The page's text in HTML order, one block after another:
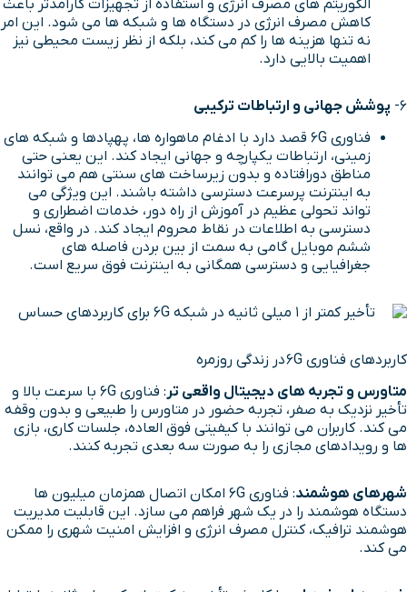
الگوریتم های مصرف انرژی و استفاده از تجهیزات کارآمدتر باعث
کاهش مصرف انرژی در دستگاه ها و شبکه ها می شود. این امر
نه تنها هزینه ها را کم می کند، بلکه از نظر زیست محیطی نیز
اهمیت بالایی دارد.
6- پوشش جهانی و ارتباطات ترکیبی
فناوری 6G قصد دارد با ادغام ماهواره ها، پهپادها و شبکه های
زمینی، ارتباطات یکپارچه و جهانی ایجاد کند. این یعنی حتی
مناطق دورافتاده و بدون زیرساخت های سنتی هم می توانند
به اینترنت پرسرعت دسترسی داشته باشند. این ویژگی می
تواند تحولی عظیم در آموزش از راه دور، خدمات اضطراری و
دسترسی به اطلاعات در نقاط محروم ایجاد کند. در واقع، نسل
ششم موبایل گامی به سمت از بین بردن فاصله های
جغرافیایی و دسترسی همگانی به اینترنت فوق سریع است.
کاربردهای فناوری 6G در زندگی روزمره
متاورس و تجربه های دیجیتال واقعی تر
: فناوری 6G با سرعت بالا و
تأخیر نزدیک به صفر، تجربه حضور در متاورس را طبیعی و بدون وقفه
می کند. کاربران می توانند با کیفیتی فوق العاده، جلسات کاری، بازی
ها و رویدادهای مجازی را به صورت سه بعدی تجربه کنند.
شهرهای هوشمند
: فناوری 6G امکان اتصال همزمان میلیون ها
دستگاه هوشمند را در یک شهر فراهم می سازد. این قابلیت مدیریت
هوشمند ترافیک، کنترل مصرف انرژی و افزایش امنیت شهری را ممکن
می کند.